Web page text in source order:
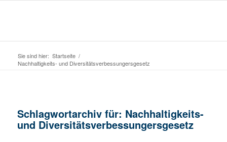
Sie sind hier: Startseite /
Nachhaltigkeits- und Diversitätsverbessungersgesetz
Schlagwortarchiv für: Nachhaltigkeits-
und Diversitätsverbessungersgesetz